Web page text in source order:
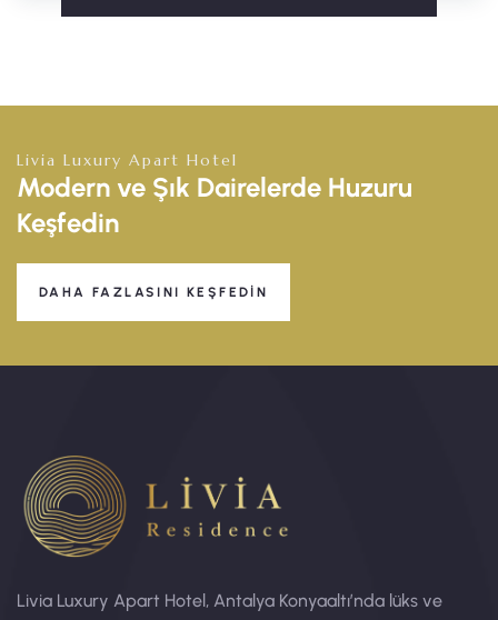
Livia Luxury Apart Hotel
Modern ve Şık Dairelerde Huzuru
Keşfedin
DAHA FAZLASINI KEŞFEDIN
Livia Luxury Apart Hotel, Antalya Konyaaltı’nda lüks ve